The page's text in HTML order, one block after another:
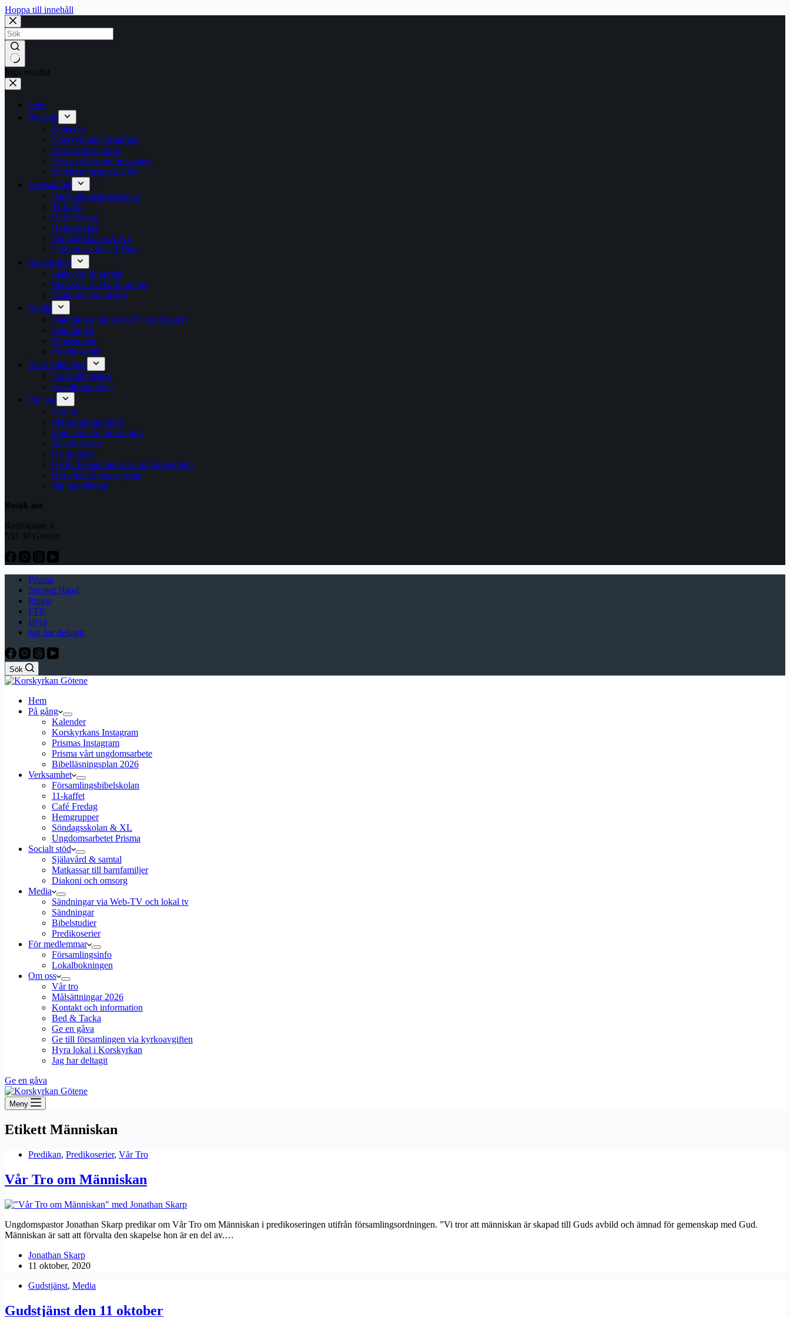
Hoppa till innehåll
Inga resultat
Hem
På gång
Kalender
Korskyrkans Instagram
Prismas Instagram
Prisma vårt ungdomsarbete
Bibelläsningsplan 2026
Verksamhet
Församlingsbibelskolan
11-kaffet
Café Fredag
Hemgrupper
Söndagsskolan & XL
Ungdomsarbetet Prisma
Socialt stöd
Själavård & samtal
Matkassar till barnfamiljer
Diakoni och omsorg
Media
Sändningar via Web-TV och lokal tv
Sändningar
Bibelstudier
Predikoserier
För medlemmar
Församlingsinfo
Lokalbokningen
Om oss
Vår tro
Målsättningar 2026
Kontakt och information
Bed & Tacka
Ge en gåva
Ge till församlingen via kyrkoavgiften
Hyra lokal i Korskyrkan
Jag har deltagit
Besök oss
Radiogatan 6
533 30 Götene
Prisma
Second Hand
Pingst
EFK
Hyra
Jag har deltagit
Sök
Hem
På gång
Kalender
Korskyrkans Instagram
Prismas Instagram
Prisma vårt ungdomsarbete
Bibelläsningsplan 2026
Verksamhet
Församlingsbibelskolan
11-kaffet
Café Fredag
Hemgrupper
Söndagsskolan & XL
Ungdomsarbetet Prisma
Socialt stöd
Själavård & samtal
Matkassar till barnfamiljer
Diakoni och omsorg
Media
Sändningar via Web-TV och lokal tv
Sändningar
Bibelstudier
Predikoserier
För medlemmar
Församlingsinfo
Lokalbokningen
Om oss
Vår tro
Målsättningar 2026
Kontakt och information
Bed & Tacka
Ge en gåva
Ge till församlingen via kyrkoavgiften
Hyra lokal i Korskyrkan
Jag har deltagit
Ge en gåva
Meny
Etikett Människan
Predikan, Predikoserier, Vår Tro
Vår Tro om Människan
Ungdomspastor Jonathan Skarp predikar om Vår Tro om Människan i predikoseringen utifrån församlingsordningen. ”Vi tror att människan är skapad till Guds avbild och ämnad för gemenskap med Gud.
Människan är satt att förvalta den skapelse hon är en del av.…
Jonathan Skarp
11 oktober, 2020
Gudstjänst, Media
Gudstjänst den 11 oktober